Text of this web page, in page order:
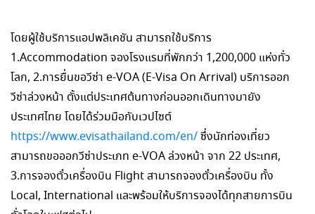
โดยผู้ใช้บริการแอปพลิเคชัน สามารถใช้บริการ
1.Accommodation จองโรงแรมที่พักกว่า 1,200,000 แห่งทั่ว
โลก, 2.การยื่นขอวีซ่า e-VOA (E-Visa On Arrival) บริการออก
วีซ่าล่วงหน้า ตั้งแต่ประเทศต้นทางก่อนออกเดินทางมายัง
ประเทศไทย โดยได้ร่วมมือกับเวปไซต์
https://www.evisathailand.com/en/ซึ่งนักท่องเที่ยว
สามารถขอออกวีซ่าประเภท e-VOA ล่วงหน้า จาก 22 ประเทศ,
3.การจองตั๋วเครื่องบิน Flight สามารถจองตั๋วเครื่องบิน ทั้ง
Local, International และพร้อมให้บริการจองได้ทุกสายการบิน